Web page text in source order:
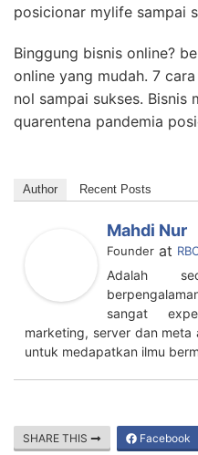
posicionar mylife sampai
Binggung bisnis online?
online yang mudah. 7
nol sampai sukses. Bisnis
quarentena pandemia
Author Recent Posts
Mahdi Nur
Founder at
Adalah
sangat
marketing, server dan meta
untuk medapatkan ilmu
SHARE THIS Facebook